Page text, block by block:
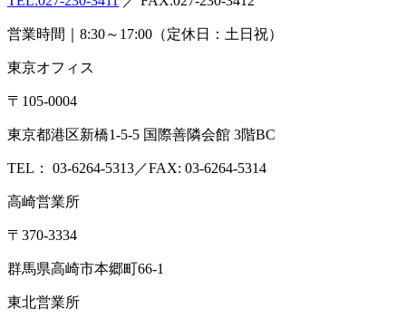
営業時間｜8:30～17:00（定休日：土日祝）
東京オフィス
〒105-0004
東京都港区新橋1-5-5 国際善隣会館 3階BC
TEL： 03-6264-5313／FAX: 03-6264-5314
高崎営業所
〒370-3334
群馬県高崎市本郷町66-1
東北営業所